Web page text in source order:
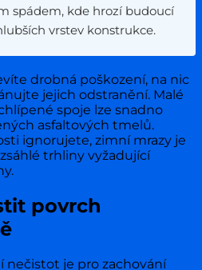
spádem, kde hrozí budoucí
vrstev konstrukce.
drobná poškození, na nic
jejich odstranění. Malé
spoje lze snadno
asfaltových tmelů.
ignorujete, zimní mrazy je
trhliny vyžadující
povrch
nečistot je pro zachování